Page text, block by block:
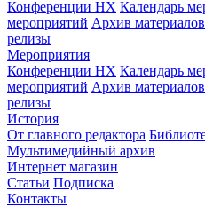
Конференции НХ Календарь
мероприятий Архив
релизы
Мероприятия
Конференции НХ Календарь
мероприятий Архив
релизы
История
От главного редактора
Мультимедийный архив
Интернет магазин
Статьи Подписка
Контакты